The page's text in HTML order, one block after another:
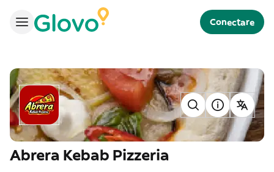
Conectare
Abrera Kebab Pizzeria